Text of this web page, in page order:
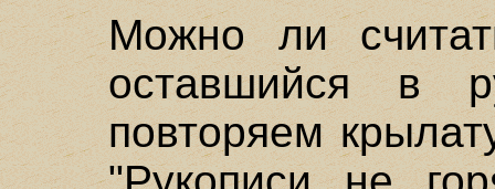
Можно ли
оставшийся в
повторяем